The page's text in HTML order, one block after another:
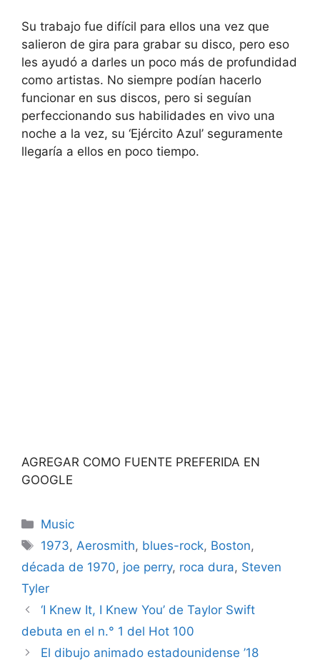
Su trabajo fue difícil para ellos una vez que
salieron de gira para grabar su disco, pero eso
les ayudó a darles un poco más de profundidad
como artistas. No siempre podían hacerlo
funcionar en sus discos, pero si seguían
perfeccionando sus habilidades en vivo una
noche a la vez, su ‘Ejército Azul’ seguramente
llegaría a ellos en poco tiempo.
AGREGAR COMO FUENTE PREFERIDA EN
GOOGLE
Categories
Music
Tags
1973, Aerosmith, blues-rock, Boston,
década de 1970, joe perry, roca dura, Steven
Tyler
‘I Knew It, I Knew You’ de Taylor Swift
debuta en el n.° 1 del Hot 100
El dibujo animado estadounidense ’18